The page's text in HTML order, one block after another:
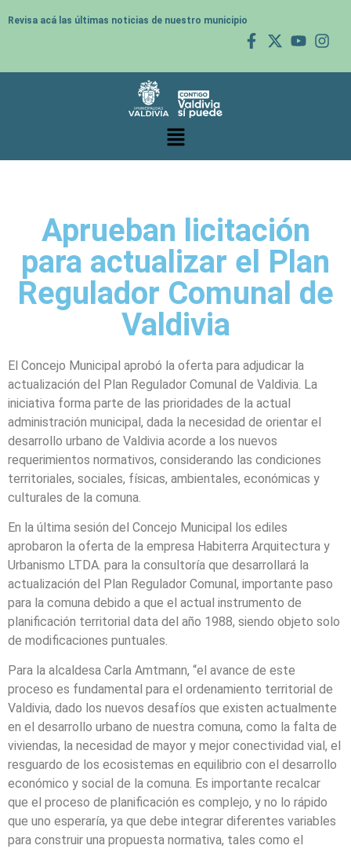
Revisa acá las últimas noticias de nuestro municipio
Aprueban licitación
para actualizar el Plan
Regulador Comunal de
Valdivia
El Concejo Municipal aprobó la oferta para adjudicar la
actualización del Plan Regulador Comunal de Valdivia. La
iniciativa forma parte de las prioridades de la actual
administración municipal, dada la necesidad de orientar el
desarrollo urbano de Valdivia acorde a los nuevos
requerimientos normativos, considerando las condiciones
territoriales, sociales, físicas, ambientales, económicas y
culturales de la comuna.
En la última sesión del Concejo Municipal los ediles
aprobaron la oferta de la empresa Habiterra Arquitectura y
Urbanismo LTDA. para la consultoría que desarrollará la
actualización del Plan Regulador Comunal, importante paso
para la comuna debido a que el actual instrumento de
planificación territorial data del año 1988, siendo objeto solo
de modificaciones puntuales.
Para la alcaldesa Carla Amtmann, “el avance de este
proceso es fundamental para el ordenamiento territorial de
Valdivia, dado los nuevos desafíos que existen actualmente
en el desarrollo urbano de nuestra comuna, como la falta de
viviendas, la necesidad de mayor y mejor conectividad vial, el
resguardo de los ecosistemas en equilibrio con el desarrollo
económico y social de la comuna. Es importante recalcar
que el proceso de planificación es complejo, y no lo rápido
que uno esperaría, ya que debe integrar diferentes variables
para construir una propuesta normativa, tales como el